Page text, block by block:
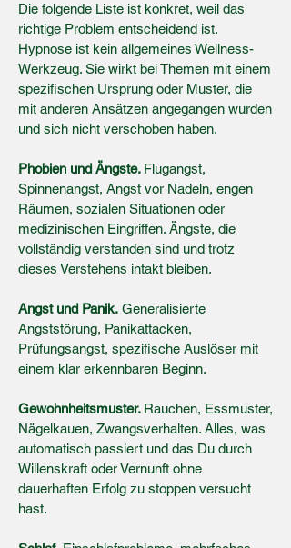
Die folgende Liste ist konkret, weil das
richtige Problem entscheidend ist.
Hypnose ist kein allgemeines Wellness-
Werkzeug. Sie wirkt bei Themen mit einem
spezifischen Ursprung oder Muster, die
mit anderen Ansätzen angegangen wurden
und sich nicht verschoben haben.
Phobien und Ängste. Flugangst,
Spinnenangst, Angst vor Nadeln, engen
Räumen, sozialen Situationen oder
medizinischen Eingriffen. Ängste, die
vollständig verstanden sind und trotz
dieses Verstehens intakt bleiben.
Angst und Panik. Generalisierte
Angststörung, Panikattacken,
Prüfungsangst, spezifische Auslöser mit
einem klar erkennbaren Beginn.
Gewohnheitsmuster. Rauchen, Essmuster,
Nägelkauen, Zwangsverhalten. Alles, was
automatisch passiert und das Du durch
Willenskraft oder Vernunft ohne
dauerhaften Erfolg zu stoppen versucht
hast.